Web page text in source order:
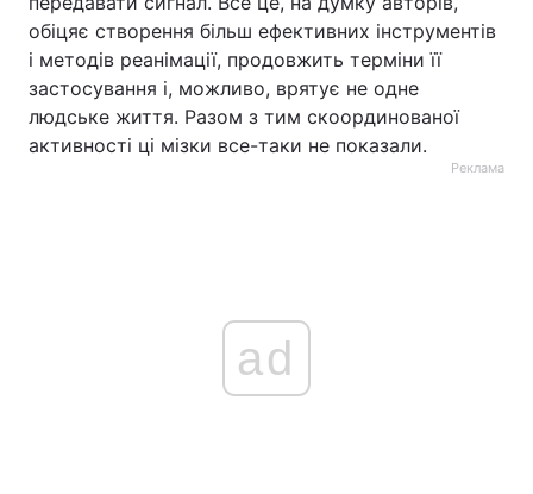
обіцяє створення більш ефективних інструментів
і методів реанімації, продовжить терміни її
застосування і, можливо, врятує не одне
людське життя. Разом з тим скоординованої
активності ці мізки все-таки не показали.
Реклама
ad